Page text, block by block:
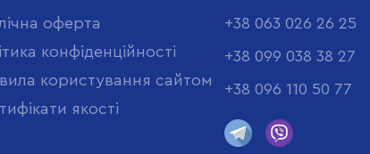
оферта
конфіденційності
користування сайтом
якості
+38 063 026 26 25
+38 099 038 38 27
+38 096 110 50 77